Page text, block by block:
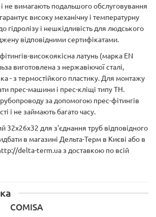
і не вимагають подальшого обслуговування
високу механічну і температурну
до гідролізу і нешкідливість для людського
відповідними сертифікатами.
високоякісна латунь (марка EN
виготовлена з нержавіючої сталі,
- з термостійкого пластику. Для монтажу
прес-машини і прес-кліщі типу ТН.
за допомогою прес-фітингів
і не займають багато часу.
32х26х32 для з'єднання труб відповідного
в магазині Дельта-Терм в Києві або в
delta-term.ua з доставкою по всій
COMISA